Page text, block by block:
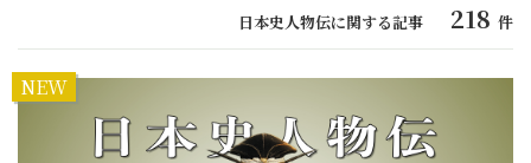
日本史人物伝に関する記事 218 件
NEW